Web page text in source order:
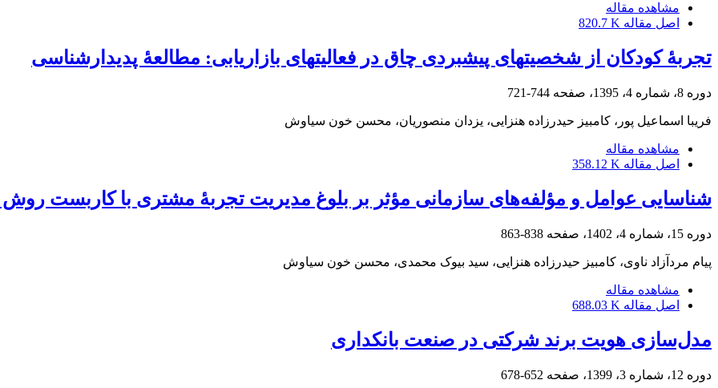
مشاهده مقاله
اصل مقاله 820.7 K
تجربۀ کودکان از شخصیت‎های پیشبردی چاق در فعالیت‎های بازاریابی: مطالعۀ پدیدارشناسی
دوره 8، شماره 4، 1395، صفحه 744-721
فریبا اسماعیل پور، کامبیز حیدرزاده هنزایی، یزدان منصوریان، محسن خون سیاوش
مشاهده مقاله
اصل مقاله 358.12 K
شناسایی عوامل و مؤلفه‌های سازمانی مؤثر بر بلوغ مدیریت تجربۀ مشتری با کاربست روش
دوره 15، شماره 4، 1402، صفحه 838-863
پیام مردآزاد ناوی، کامبیز حیدرزاده هنزایی، سید بیوک محمدی، محسن خون سیاوش
مشاهده مقاله
اصل مقاله 688.03 K
مدل‌سازی هویت برند شرکتی در صنعت بانکداری
دوره 12، شماره 3، 1399، صفحه 652-678